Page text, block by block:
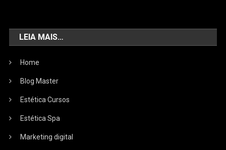
LEIA MAIS…
Home
Blog Master
Estética Cursos
Estética Spa
Marketing digital